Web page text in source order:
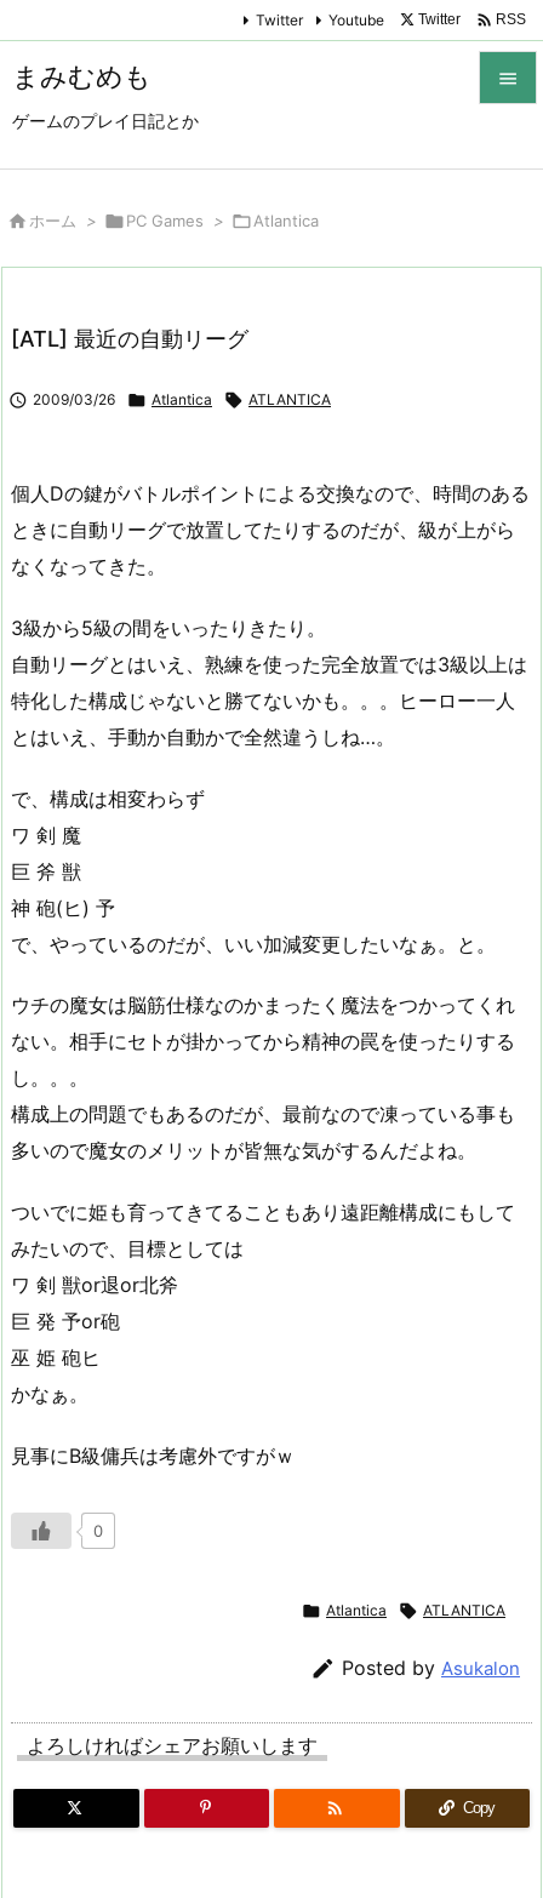
まみむめも
ゲームのプレイ日記とか

Twitter Youtube Twitter  RSS
 ホーム > PC Games > Atlantica
[ATL] 最近の自動リーグ
 2009/03/26  Atlantica  ATLANTICA
個人Dの鍵がバトルポイントによる交換なので、時間のある
ときに自動リーグで放置してたりするのだが、級が上がら
なくなってきた。
3級から5級の間をいったりきたり。
自動リーグとはいえ、熟練を使った完全放置では3級以上は
特化した構成じゃないと勝てないかも。。。ヒーロー一人
とはいえ、手動か自動かで全然違うしね…。
で、構成は相変わらず
ワ 剣 魔
巨 斧 獣
神 砲(ヒ) 予
で、やっているのだが、いい加減変更したいなぁ。と。
ウチの魔女は脳筋仕様なのかまったく魔法をつかってくれ
ない。相手にセトが掛かってから精神の罠を使ったりする
し。。。
構成上の問題でもあるのだが、最前なので凍っている事も
多いので魔女のメリットが皆無な気がするんだよね。
ついでに姫も育ってきてることもあり遠距離構成にもして
みたいので、目標としては
ワ 剣 獣or退or北斧
巨 発 予or砲
巫 姫 砲ヒ
かなぁ。
見事にB級傭兵は考慮外ですがｗ
0
 Atlantica  ATLANTICA
 Posted by Asukalon
よろしければシェアお願いします
 Copy